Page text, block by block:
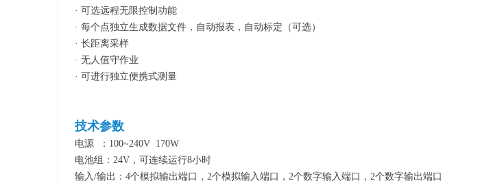
· 可选远程无限控制功能
· 每个点独立生成数据文件，自动报表，自动标定（可选）
· 长距离采样
· 无人值守作业
· 可进行独立便携式测量
技术参数
电源 ：100~240V 170W
电池组：24V，可连续运行8小时
输入/输出：4个模拟输出端口，2个模拟输入端口，2个数字输入端口，2个数字输出端口